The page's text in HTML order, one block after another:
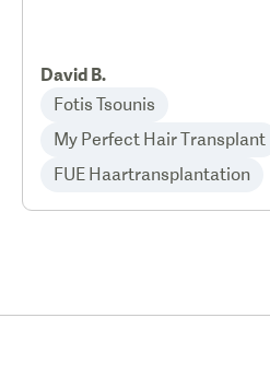
David B.
Fotis Tsounis
My Perfect Hair Transplant
FUE Haartransplantation